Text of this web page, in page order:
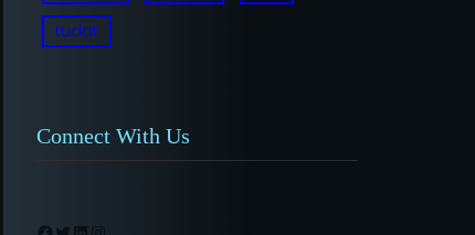
tudat
Connect With Us